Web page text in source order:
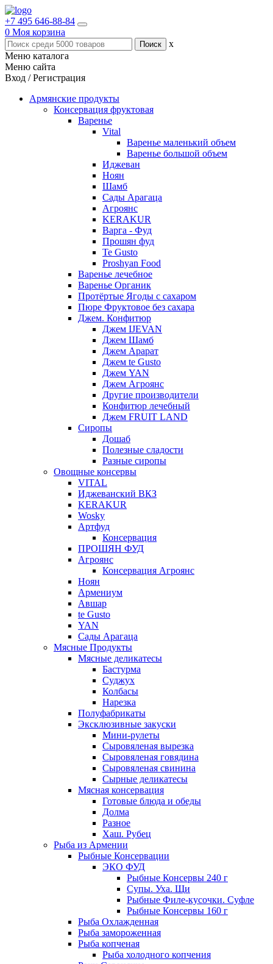
+7 495 646-88-84
0 Моя корзина
x
Меню каталога
Меню сайта
Вход / Регистрация
Армянские продукты
Консервация фруктовая
Варенье
Vital
Варенье маленький объем
Варенье большой объем
Иджеван
Ноян
Шамб
Сады Арагаца
Агроянс
KERAKUR
Варга - Фуд
Прошян фуд
Te Gusto
Proshyan Food
Варенье лечебное
Варенье Органик
Протёртые Ягоды с сахаром
Пюре Фруктовое без сахара
Джем. Конфитюр
Джем IJEVAN
Джем Шамб
Джем Арарат
Джем te Gusto
Джем YAN
Джем Агроянс
Другие производители
Конфитюр лечебный
Джем FRUIT LAND
Сиропы
Дошаб
Полезные сладости
Разные сиропы
Овощные консервы
VITAL
Иджеванский ВКЗ
KERAKUR
Wosky
Артфуд
Консервация
ПРОШЯН ФУД
Агроянс
Консервация Агроянс
Ноян
Армениум
Авшар
te Gusto
YAN
Сады Арагаца
Мясные Продукты
Мясные деликатесы
Бастурма
Суджух
Колбасы
Нарезка
Полуфабрикаты
Эксклюзивные закуски
Мини-рулеты
Сыровяленая вырезка
Сыровяленая говядина
Сыровяленая свинина
Сырные деликатесы
Мясная консервация
Готовые блюда и обеды
Долма
Разное
Хаш. Рубец
Рыба из Армении
Рыбные Консервации
ЭКО ФУД
Рыбные Консервы 240 г
Супы. Уха. Щи
Рыбные Филе-кусочки. Суфле
Рыбные Консервы 160 г
Рыба Охлажденная
Рыба замороженная
Рыба копченая
Рыба холодного копчения